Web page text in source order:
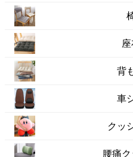
背
車
クッ
腰痛